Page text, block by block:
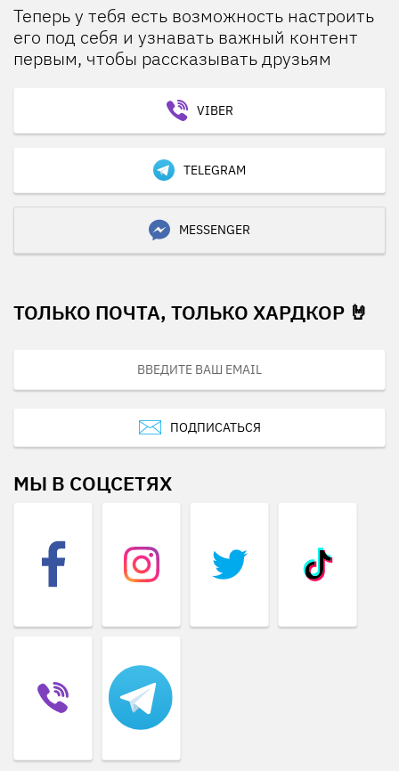
Теперь у тебя есть возможность настроить
его под себя и узнавать важный контент
первым, чтобы рассказывать друзьям
VIBER
TELEGRAM
MESSENGER
ТОЛЬКО ПОЧТА, ТОЛЬКО ХАРДКОР 🤘
ПОДПИСАТЬСЯ
МЫ В СОЦСЕТЯХ